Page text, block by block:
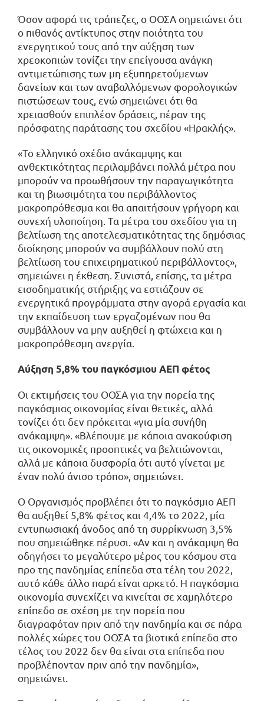
Όσον αφορά τις τράπεζες, ο ΟΟΣΑ σημειώνει ότι
ο πιθανός αντίκτυπος στην ποιότητα του
ενεργητικού τους από την αύξηση των
χρεοκοπιών τονίζει την επείγουσα ανάγκη
αντιμετώπισης των μη εξυπηρετούμενων
δανείων και των αναβαλλόμενων φορολογικών
πιστώσεων τους, ενώ σημειώνει ότι θα
χρειασθούν επιπλέον δράσεις, πέραν της
πρόσφατης παράτασης του σχεδίου «Ηρακλής».
«Το ελληνικό σχέδιο ανάκαμψης και
ανθεκτικότητας περιλαμβάνει πολλά μέτρα που
μπορούν να προωθήσουν την παραγωγικότητα
και τη βιωσιμότητα του περιβάλλοντος
μακροπρόθεσμα και θα απαιτήσουν γρήγορη και
συνεχή υλοποίηση. Τα μέτρα του σχεδίου για τη
βελτίωση της αποτελεσματικότητας της δημόσιας
διοίκησης μπορούν να συμβάλλουν πολύ στη
βελτίωση του επιχειρηματικού περιβάλλοντος»,
σημειώνει η έκθεση. Συνιστά, επίσης, τα μέτρα
εισοδηματικής στήριξης να εστιάζουν σε
ενεργητικά προγράμματα στην αγορά εργασία και
την εκπαίδευση των εργαζομένων που θα
συμβάλλουν να μην αυξηθεί η φτώχεια και η
μακροπρόθεσμη ανεργία.
Αύξηση 5,8% του παγκόσμιου ΑΕΠ φέτος
Οι εκτιμήσεις του ΟΟΣΑ για την πορεία της
παγκόσμιας οικονομίας είναι θετικές, αλλά
τονίζει ότι δεν πρόκειται «για μία συνήθη
ανάκαμψη». «Βλέπουμε με κάποια ανακούφιση
τις οικονομικές προοπτικές να βελτιώνονται,
αλλά με κάποια δυσφορία ότι αυτό γίνεται με
έναν πολύ άνισο τρόπο», σημειώνει.
Ο Οργανισμός προβλέπει ότι το παγκόσμιο ΑΕΠ
θα αυξηθεί 5,8% φέτος και 4,4% το 2022, μία
εντυπωσιακή άνοδος από τη συρρίκνωση 3,5%
που σημειώθηκε πέρυσι. «Αν και η ανάκαμψη θα
οδηγήσει το μεγαλύτερο μέρος του κόσμου στα
προ της πανδημίας επίπεδα στα τέλη του 2022,
αυτό κάθε άλλο παρά είναι αρκετό. Η παγκόσμια
οικονομία συνεχίζει να κινείται σε χαμηλότερο
επίπεδο σε σχέση με την πορεία που
διαγραφόταν πριν από την πανδημία και σε πάρα
πολλές χώρες του ΟΟΣΑ τα βιοτικά επίπεδα στο
τέλος του 2022 δεν θα είναι στα επίπεδα που
προβλέπονταν πριν από την πανδημία»,
σημειώνει.